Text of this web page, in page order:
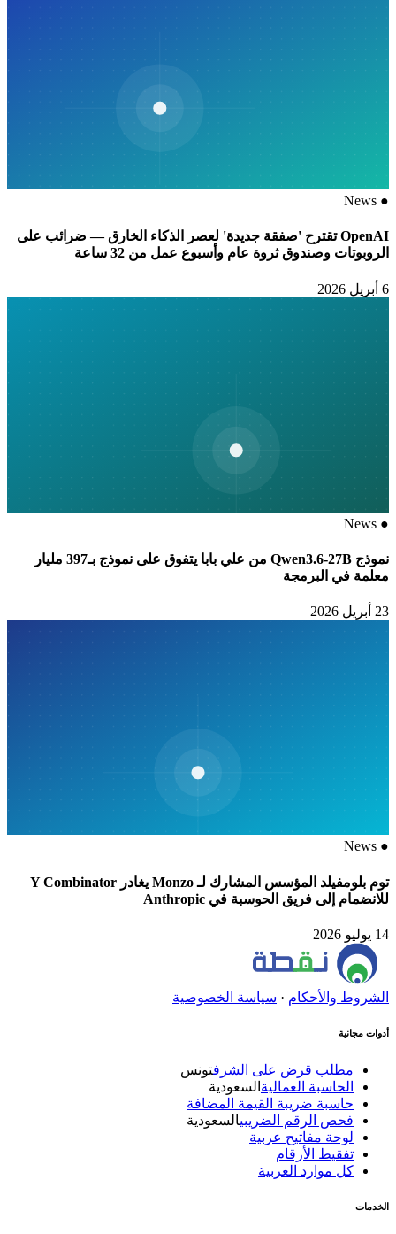
●
News
OpenAI تقترح 'صفقة جديدة' لعصر الذكاء الخارق — ضرائب على
الروبوتات وصندوق ثروة عام وأسبوع عمل من 32 ساعة
●
News
نموذج Qwen3.6-27B من علي بابا يتفوق على نموذج بـ397 مليار
معلمة في البرمجة
23 أبريل 2026
●
News
توم بلومفيلد المؤسس المشارك لـ Monzo يغادر Y Combinator
للانضمام إلى فريق الحوسبة في Anthropic
14 يوليو 2026
الشروط والأحكام· سياسة الخصوصية
أدوات مجانية
مطلب قرض على الشرف تونس
الحاسبة العماليةالسعودية
حاسبة ضريبة القيمة المضافة
فحص الرقم الضريبيالسعودية
لوحة مفاتيح عربية
تفقيط الأرقام
كل موارد العربية
الخدمات